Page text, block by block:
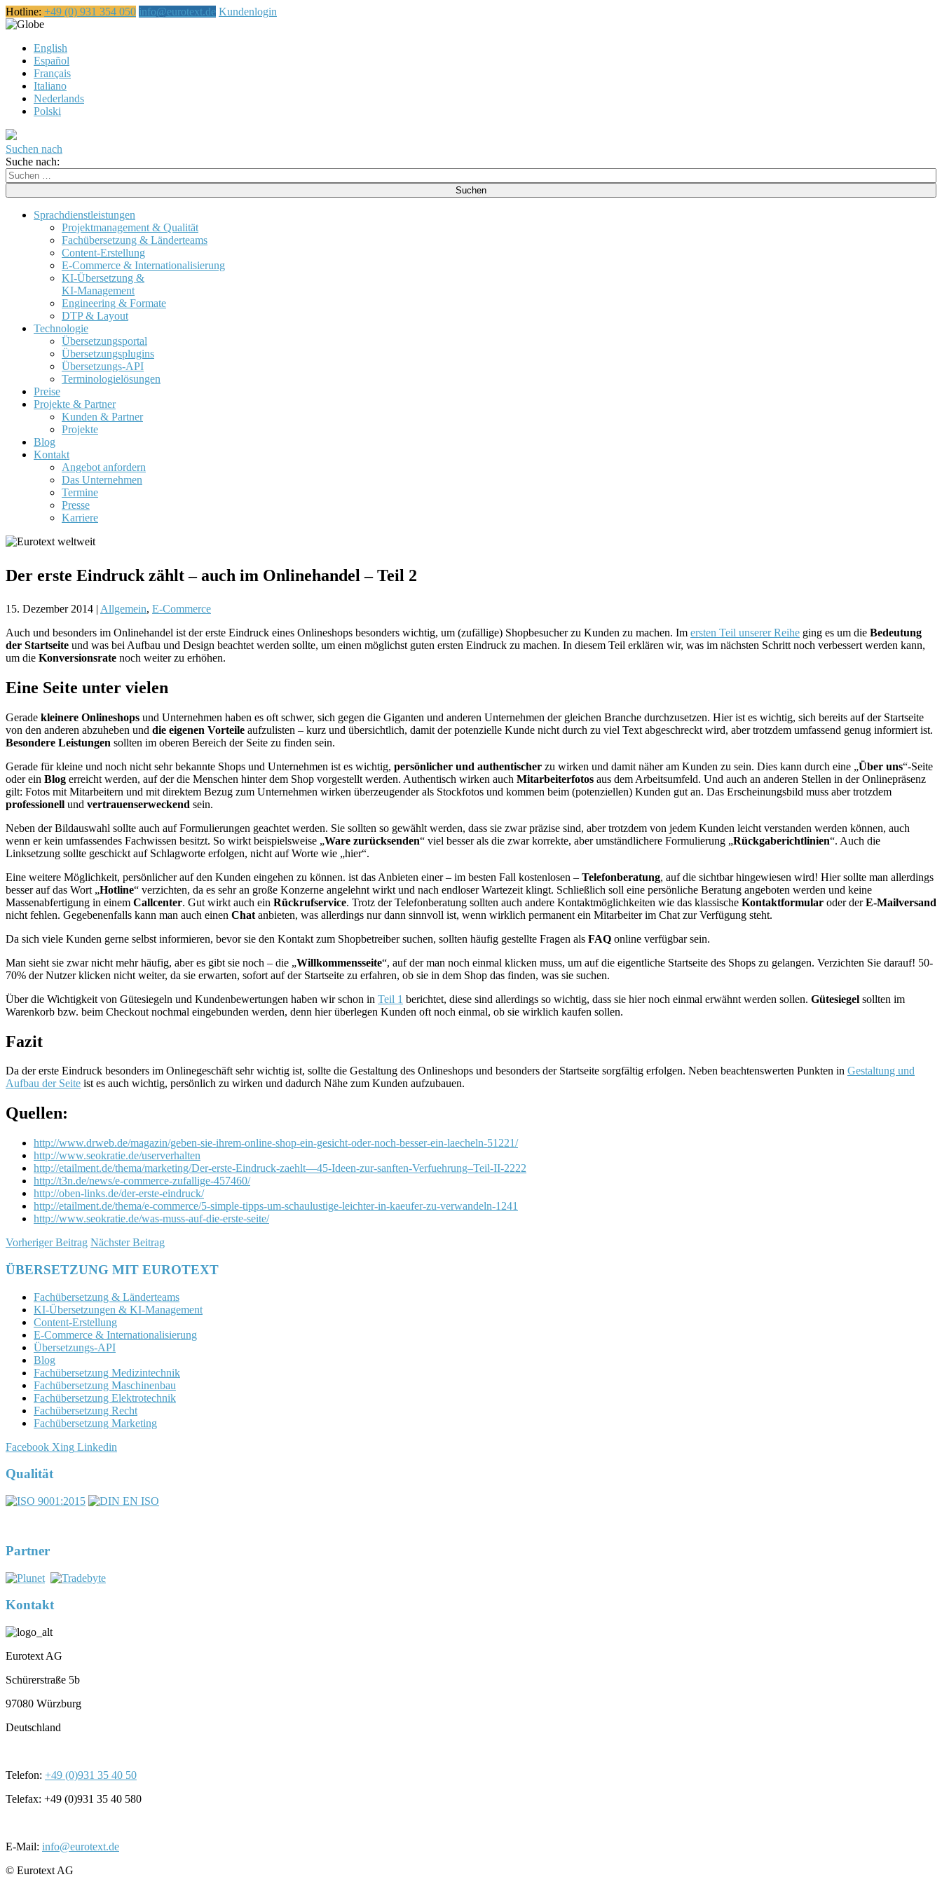
Hotline: +49 (0) 931 354 050 info@eurotext.de Kundenlogin
English
Español
Français
Italiano
Nederlands
Polski
Suchen nach
Suche nach:
Sprachdienstleistungen
Projektmanagement & Qualität
Fachübersetzung & Länderteams
Content-Erstellung
E-Commerce & Internationalisierung
KI-Übersetzung &
KI-Management
Engineering & Formate
DTP & Layout
Technologie
Übersetzungsportal
Übersetzungsplugins
Übersetzungs-API
Terminologielösungen
Preise
Projekte & Partner
Kunden & Partner
Projekte
Blog
Kontakt
Angebot anfordern
Das Unternehmen
Termine
Presse
Karriere
Der erste Eindruck zählt – auch im Onlinehandel – Teil 2
15. Dezember 2014 | Allgemein, E-Commerce
Auch und besonders im Onlinehandel ist der erste Eindruck eines Onlineshops besonders wichtig, um (zufällige) Shopbesucher zu Kunden zu machen. Im ersten Teil unserer Reihe ging es um die Bedeutung
der Startseite und was bei Aufbau und Design beachtet werden sollte, um einen möglichst guten ersten Eindruck zu machen. In diesem Teil erklären wir, was im nächsten Schritt noch verbessert werden kann,
um die Konversionsrate noch weiter zu erhöhen.
Eine Seite unter vielen
Gerade kleinere Onlineshops und Unternehmen haben es oft schwer, sich gegen die Giganten und anderen Unternehmen der gleichen Branche durchzusetzen. Hier ist es wichtig, sich bereits auf der Startseite
von den anderen abzuheben und die eigenen Vorteile aufzulisten – kurz und übersichtlich, damit der potenzielle Kunde nicht durch zu viel Text abgeschreckt wird, aber trotzdem umfassend genug informiert ist.
Besondere Leistungen sollten im oberen Bereich der Seite zu finden sein.
Gerade für kleine und noch nicht sehr bekannte Shops und Unternehmen ist es wichtig, persönlicher und authentischer zu wirken und damit näher am Kunden zu sein. Dies kann durch eine „Über uns“-Seite
oder ein Blog erreicht werden, auf der die Menschen hinter dem Shop vorgestellt werden. Authentisch wirken auch Mitarbeiterfotos aus dem Arbeitsumfeld. Und auch an anderen Stellen in der Onlinepräsenz
gilt: Fotos mit Mitarbeitern und mit direktem Bezug zum Unternehmen wirken überzeugender als Stockfotos und kommen beim (potenziellen) Kunden gut an. Das Erscheinungsbild muss aber trotzdem
professionell und vertrauenserweckend sein.
Neben der Bildauswahl sollte auch auf Formulierungen geachtet werden. Sie sollten so gewählt werden, dass sie zwar präzise sind, aber trotzdem von jedem Kunden leicht verstanden werden können, auch
wenn er kein umfassendes Fachwissen besitzt. So wirkt beispielsweise „Ware zurücksenden“ viel besser als die zwar korrekte, aber umständlichere Formulierung „Rückgaberichtlinien“. Auch die
Linksetzung sollte geschickt auf Schlagworte erfolgen, nicht auf Worte wie „hier“.
Eine weitere Möglichkeit, persönlicher auf den Kunden eingehen zu können. ist das Anbieten einer – im besten Fall kostenlosen – Telefonberatung, auf die sichtbar hingewiesen wird! Hier sollte man allerdings
besser auf das Wort „Hotline“ verzichten, da es sehr an große Konzerne angelehnt wirkt und nach endloser Wartezeit klingt. Schließlich soll eine persönliche Beratung angeboten werden und keine
Massenabfertigung in einem Callcenter. Gut wirkt auch ein Rückrufservice. Trotz der Telefonberatung sollten auch andere Kontaktmöglichkeiten wie das klassische Kontaktformular oder derE-Mailversand
nicht fehlen. Gegebenenfalls kann man auch einen Chat anbieten, was allerdings nur dann sinnvoll ist, wenn wirklich permanent ein Mitarbeiter im Chat zur Verfügung steht.
Da sich viele Kunden gerne selbst informieren, bevor sie den Kontakt zum Shopbetreiber suchen, sollten häufig gestellte Fragen als FAQ online verfügbar sein.
Man sieht sie zwar nicht mehr häufig, aber es gibt sie noch – die „Willkommensseite“, auf der man noch einmal klicken muss, um auf die eigentliche Startseite des Shops zu gelangen. Verzichten Sie darauf! 50-
70% der Nutzer klicken nicht weiter, da sie erwarten, sofort auf der Startseite zu erfahren, ob sie in dem Shop das finden, was sie suchen.
Über die Wichtigkeit von Gütesiegeln und Kundenbewertungen haben wir schon in Teil 1 berichtet, diese sind allerdings so wichtig, dass sie hier noch einmal erwähnt werden sollen. Gütesiegel sollten im
Warenkorb bzw. beim Checkout nochmal eingebunden werden, denn hier überlegen Kunden oft noch einmal, ob sie wirklich kaufen sollen.
Fazit
Da der erste Eindruck besonders im Onlinegeschäft sehr wichtig ist, sollte die Gestaltung des Onlineshops und besonders der Startseite sorgfältig erfolgen. Neben beachtenswerten Punkten in Gestaltung und
Aufbau der Seite ist es auch wichtig, persönlich zu wirken und dadurch Nähe zum Kunden aufzubauen.
Quellen:
http://www.drweb.de/magazin/geben-sie-ihrem-online-shop-ein-gesicht-oder-noch-besser-ein-laecheln-51221/
http://www.seokratie.de/userverhalten
http://etailment.de/thema/marketing/Der-erste-Eindruck-zaehlt—45-Ideen-zur-sanften-Verfuehrung–Teil-II-2222
http://t3n.de/news/e-commerce-zufallige-457460/
http://oben-links.de/der-erste-eindruck/
http://etailment.de/thema/e-commerce/5-simple-tipps-um-schaulustige-leichter-in-kaeufer-zu-verwandeln-1241
http://www.seokratie.de/was-muss-auf-die-erste-seite/
Vorheriger Beitrag Nächster Beitrag
ÜBERSETZUNG MIT EUROTEXT
Fachübersetzung & Länderteams
KI-Übersetzungen & KI-Management
Content-Erstellung
E-Commerce & Internationalisierung
Übersetzungs-API
Blog
Fachübersetzung Medizintechnik
Fachübersetzung Maschinenbau
Fachübersetzung Elektrotechnik
Fachübersetzung Recht
Fachübersetzung Marketing
Facebook Xing Linkedin
Qualität
Partner
Kontakt
Eurotext AG
Schürerstraße 5b
97080 Würzburg
Deutschland
Telefon: +49 (0)931 35 40 50
Telefax: +49 (0)931 35 40 580
E-Mail: info@eurotext.de
© Eurotext AG